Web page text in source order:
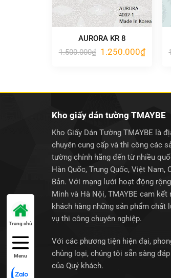
AURORA KR 8
1.500.000₫ Giá
1.250.000₫Giá
Kho giấy dán tường TMAYBE
Kho Giấy Dán Tường TMAYBE là
chuyên cung cấp và thi công các
tường chính hãng đến từ nhiều
Hàn Quốc, Trung Quốc, Việt Nam,
Bản. Với mạng lưới hoạt động
Minh và Hà Nội, TMAYBE cam kết
khách hàng những sản phẩm chất
vụ thi công chuyên nghiệp.
Với các phương tiện hiện đại,
chủng loại, chúng tôi sẵn sàng
của Quý khách.
Trang chủ
Menu